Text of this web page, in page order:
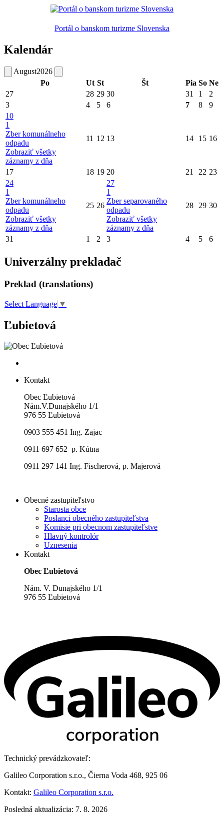
Portál o banskom turizme Slovenska
Kalendár
August2026
Po
Ut St Št Pia So Ne
27
28 29 30 31 1
2
3
4 5 6 7 8
9
10
1
Zber komunálneho
odpadu
Zobraziť všetky
záznamy z dňa
11 12 13 14 15 16
17 18 19 20 21 22 23
24
1
Zber komunálneho
odpadu
Zobraziť všetky
záznamy z dňa
25 26
27
1
Zber separovaného
odpadu
Zobraziť všetky
záznamy z dňa
28 29 30
31 1 2 3 4 5 6
Univerzálny prekladač
Preklad (translations)
Select Language ▼
Ľubietová
Kontakt
Obec Ľubietová
Nám.V.Dunajského 1/1
976 55 Ľubietová
0903 555 451 Ing. Zajac
0911 697 652 p. Kútna
0911 297 141 Ing. Fischerová, p. Majerová
Obecné zastupiteľstvo
Starosta obce
Poslanci obecného zastupiteľstva
Komisie pri obecnom zastupiteľstve
Hlavný kontrolór
Uznesenia
Kontakt
Obec Ľubietová
Nám. V. Dunajského 1/1
976 55 Ľubietová
Technický prevádzkovateľ:
Galileo Corporation s.r.o., Čierna Voda 468, 925 06
Kontakt: Galileo Corporation s.r.o.
Posledná aktualizácia: 7. 8. 2026